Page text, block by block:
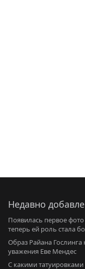
Недавно
Появилась первое
теперь ей роль стала
Образ Райана
уважения Еве Мендес
С какими